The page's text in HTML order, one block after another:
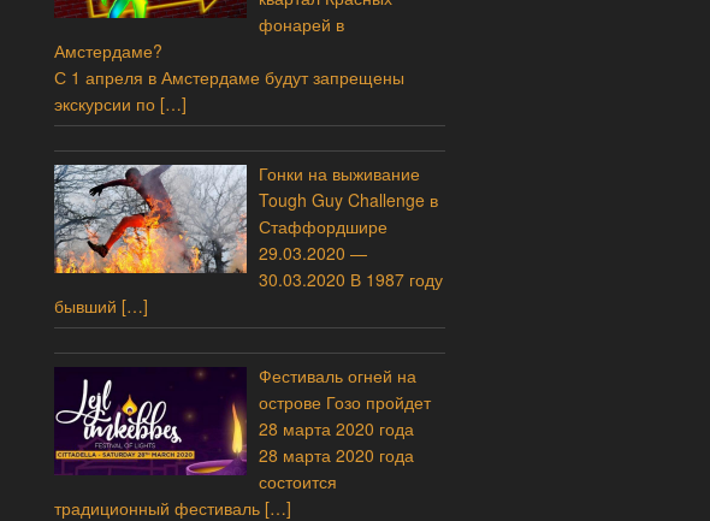
фонарей в
Амстердаме?
С 1 апреля в Амстердаме будут запрещены
экскурсии по […]
Гонки на выживание
Tough Guy Challenge в
Стаффордшире
29.03.2020 —
30.03.2020 В 1987 году
бывший […]
Фестиваль огней на
острове Гозо пройдет
28 марта 2020 года
28 марта 2020 года
состоится
традиционный фестиваль […]